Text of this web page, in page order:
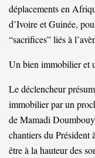
déplacements en
d’Ivoire et Guinée,
“sacrifices” liés à
Un bien immobilier et
Le déclencheur
immobilier par un
de Mamadi
chantiers du Président
être à la hauteur des